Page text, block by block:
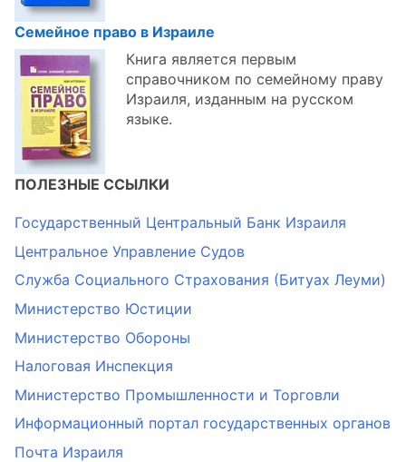
Семейное право в Израиле
Книга является первым
справочником по семейному праву
Израиля, изданным на русском
языке.
ПОЛЕЗНЫЕ ССЫЛКИ
Государственный Центральный Банк Израиля
Центральное Управление Судов
Служба Социального Страхования (Битуах Леуми)
Министерство Юстиции
Министерство Обороны
Налоговая Инспекция
Министерство Промышленности и Торговли
Информационный портал государственных органов
Почта Израиля